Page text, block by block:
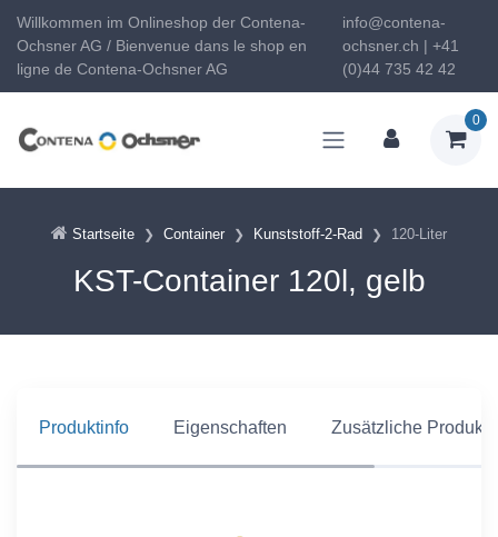
Willkommen im Onlineshop der Contena-
Ochsner AG / Bienvenue dans le shop en
ligne de Contena-Ochsner AG
info@contena-
ochsner.ch | +41
(0)44 735 42 42
0
Startseite Container Kunststoff-2-Rad 120-Liter
KST-Container 120l, gelb
Produktinfo Eigenschaften Zusätzliche